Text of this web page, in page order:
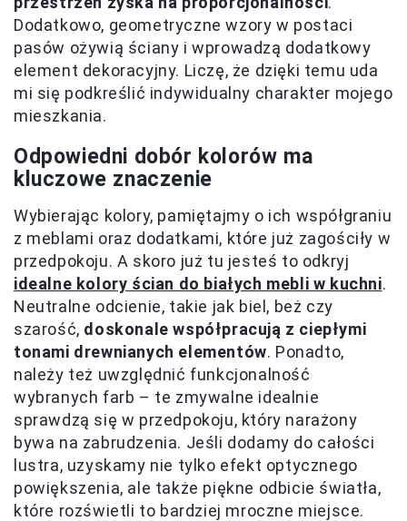
Dodatkowo, geometryczne wzory w postaci
pasów ożywią ściany i wprowadzą dodatkowy
element dekoracyjny. Liczę, że dzięki temu uda
mi się podkreślić indywidualny charakter mojego
mieszkania.
Odpowiedni dobór kolorów ma
kluczowe znaczenie
Wybierając kolory, pamiętajmy o ich współgraniu
z meblami oraz dodatkami, które już zagościły w
przedpokoju. A skoro już tu jesteś to odkryj
idealne kolory ścian do białych mebli w kuchni.
Neutralne odcienie, takie jak biel, beż czy
szarość, doskonale współpracują z ciepłymi
tonami drewnianych elementów. Ponadto,
należy też uwzględnić funkcjonalność
wybranych farb – te zmywalne idealnie
sprawdzą się w przedpokoju, który narażony
bywa na zabrudzenia. Jeśli dodamy do całości
lustra, uzyskamy nie tylko efekt optycznego
powiększenia, ale także piękne odbicie światła,
które rozświetli to bardziej mroczne miejsce.